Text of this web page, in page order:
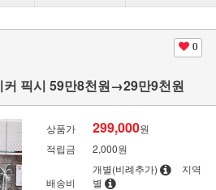
0
커 픽시 59만8천원→29만9천원
상품가 299,000원
적립금
2,000원
배송비
개별(비례추가)
지역
별